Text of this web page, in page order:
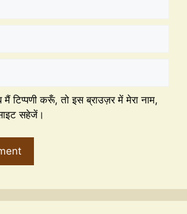
मैं टिप्पणी करूँ, तो इस ब्राउज़र में मेरा नाम,
सहेजें।